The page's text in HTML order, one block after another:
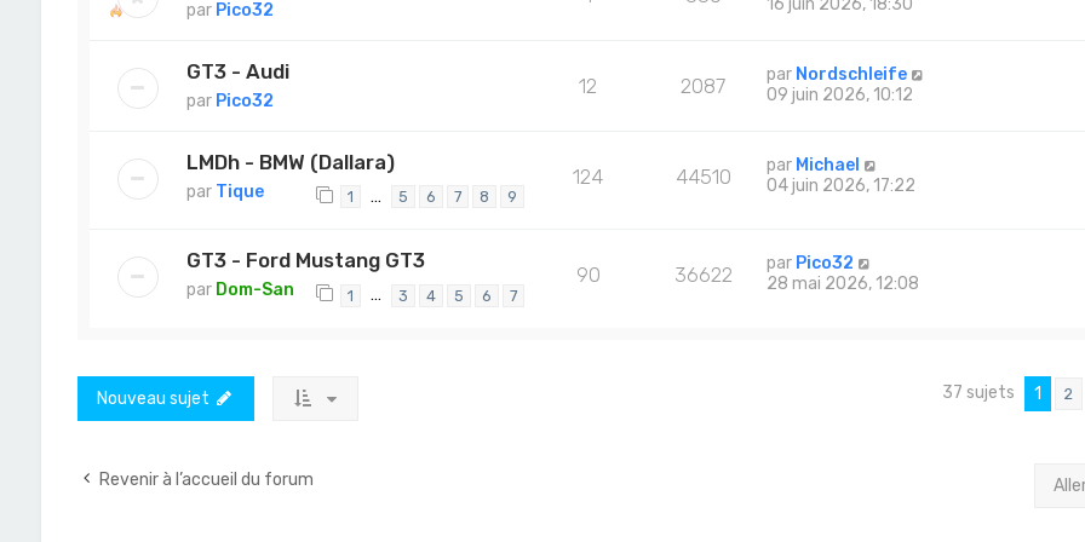
par Pico32
16 juin 2026, 18:30
GT3 - Audi
par Pico32
12 2087 par Nordschleife
09 juin 2026, 10:12
LMDh - BMW (Dallara)
par Tique 1 … 5 6 7 8 9
124 44510 par Michael
04 juin 2026, 17:22
GT3 - Ford Mustang GT3
par Dom-San 1 … 3 4 5 6 7
90 36622 par Pico32
28 mai 2026, 12:08
Nouveau sujet 37 sujets 1 2
Revenir à l’accueil du forum